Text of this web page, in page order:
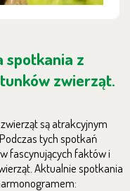
spotkania z
zwierząt.
są atrakcyjnym
tych spotkań
fascynujących faktów i
Aktualnie spotkania